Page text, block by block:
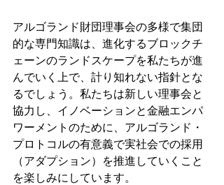
アルゴランド財団理事会の多様で集団
的な専門知識は、進化するブロックチ
ェーンのランドスケープを私たちが進
んでいく上で、計り知れない指針とな
るでしょう。私たちは新しい理事会と
協力し、イノベーションと金融エンパ
ワーメントのために、アルゴランド・
プロトコルの有意義で実社会での採用
（アダプション）を推進していくこと
を楽しみにしています。